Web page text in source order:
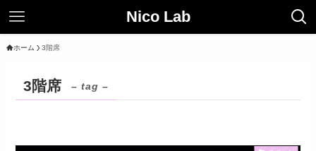
Nico Lab
ホーム 3階席
3階席 – tag –